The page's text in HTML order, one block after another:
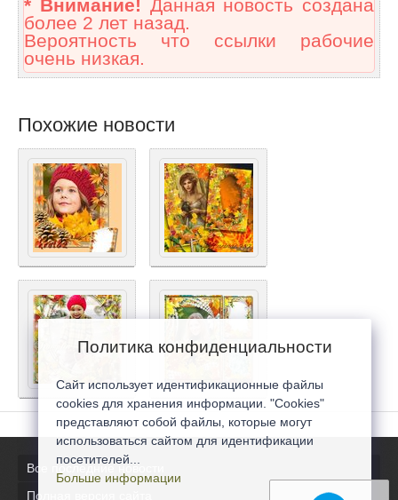
* Внимание! Данная новость создана
более 2 лет назад.
Вероятность что ссылки рабочие
очень низкая.
Похожие новости
Все последние новости
Полная версия сайта
Политика конфиденциальности
Сайт использует идентификационные файлы
cookies для хранения информации. "Cookies"
представляют собой файлы, которые могут
использоваться сайтом для идентификации
посетителей...
Больше информации